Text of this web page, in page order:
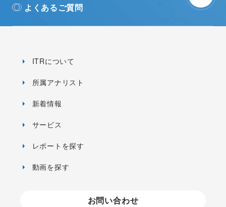
よくあるご質問
ITRについて
所属アナリスト
新着情報
サービス
レポートを探す
動画を探す
お問い合わせ